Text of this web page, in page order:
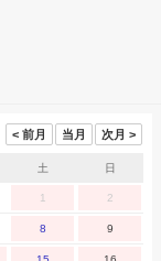
土 日
1 2
8 9